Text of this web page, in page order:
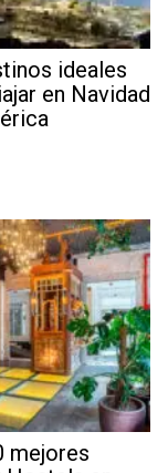
ideales
en Navidad
mejores